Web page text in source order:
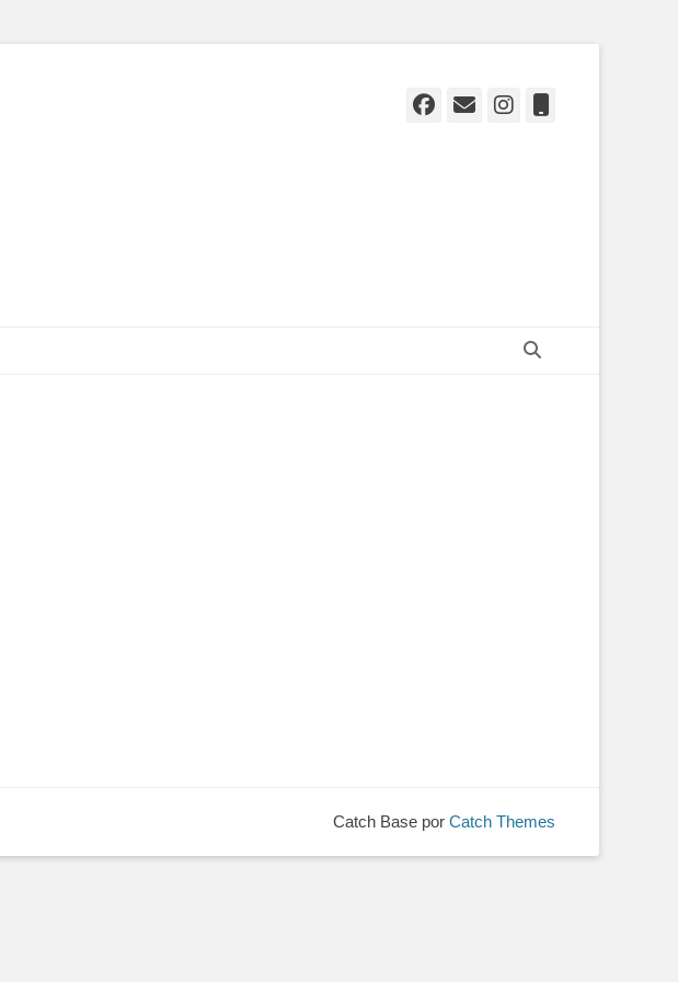
Facebook
EmailInstagram
Catch Base por Catch Themes